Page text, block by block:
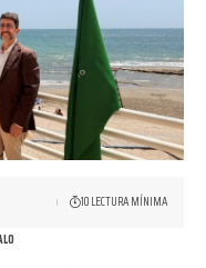
10 LECTURA MÍNIMA